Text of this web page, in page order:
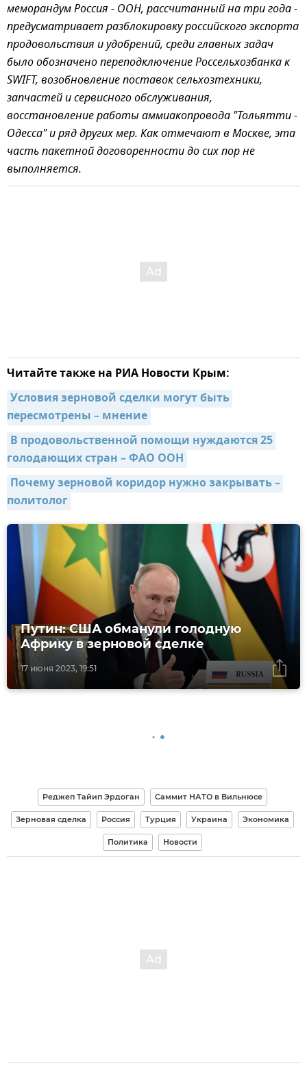
меморандум Россия - ООН, рассчитанный на три года -
предусматривает разблокировку российского экспорта
продовольствия и удобрений, среди главных задач
было обозначено переподключение Россельхозбанка к
SWIFT, возобновление поставок сельхозтехники,
запчастей и сервисного обслуживания,
восстановление работы аммиакопровода "Тольятти -
Одесса" и ряд других мер. Как отмечают в Москве, эта
часть пакетной договоренности до сих пор не
выполняется.
Читайте также на РИА Новости Крым:
Условия зерновой сделки могут быть
пересмотрены – мнение
В продовольственной помощи нуждаются 25
голодающих стран – ФАО ООН
Почему зерновой коридор нужно закрывать –
политолог
17 июня 2023, 19:51
Путин: США обманули голодную
Африку в зерновой сделке
Реджеп Тайип Эрдоган Саммит НАТО в Вильнюсе
Зерновая сделка Россия Турция Украина Экономика
Политика Новости